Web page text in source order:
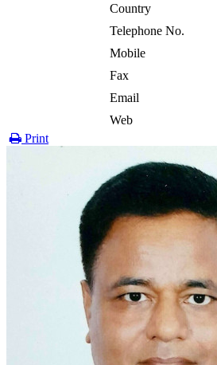
Country
Telephone No.
Mobile
Fax
Email
Web
Print